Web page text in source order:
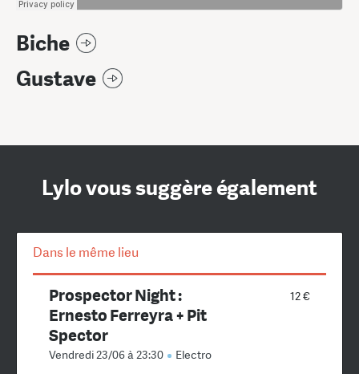
Biche
Gustave
Lylo vous suggère également
Dans le même lieu
12 €
Prospector Night :
Ernesto Ferreyra + Pit
Spector
Vendredi 23/06 à 23:30 Electro